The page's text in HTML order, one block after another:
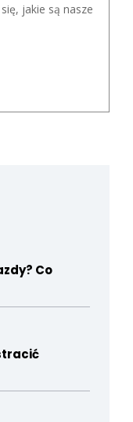
jakie są nasze
Co